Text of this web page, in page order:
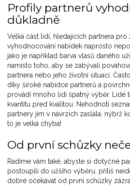
Profily partnerů
důkladně
Velká část lidí, hledajících partnera pro
vyhodnocování nabídek naprosto
jako je například barva vlasů daného
namísto toho, aby se zabývali
partnera nebo jeho životní situací.
díky široké nabídce partnerů a
provádí mnoho lidí špatný výběr. Lidé
kvantitu před kvalitou. Nehodnotí
partnery jim v návrzích zaslala, nýbrž
to je velká chyba!
Od první schůzky
Radíme vám také, abyste si dotyčné
postoupili do užšího výběru, příliš
dobré očekávat od první schůzky